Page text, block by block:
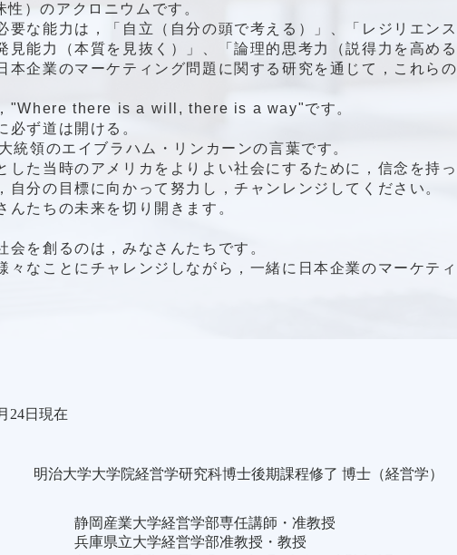
）のアクロニウムです。
要な能力は，「自立（自分の頭で考える）」、「レジリエン
見能力（本質を見抜く）」、「論理的思考力（説得力を高め
本企業のマーケティング問題に関する研究を通じて，これら
"Where there is a will, there is a way"です。
必ず道は開ける。
統領のエイブラハム・リンカーンの言葉です。
した当時のアメリカをよりよい社会にするために，信念を持
自分の目標に向かって努力し，チャンレンジしてください。
んたちの未来を切り開きます。
会を創るのは，みなさんたちです。
々なことにチャレンジしながら，一緒に日本企業のマーケテ
24日現在
明治大学大学院経営学研究科博士後期課程修了 博士（経営学）
静岡産業大学経営学部専任講師・准教授
兵庫県立大学経営学部准教授・教授